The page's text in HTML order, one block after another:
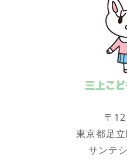
〒
東京都足
サンテ